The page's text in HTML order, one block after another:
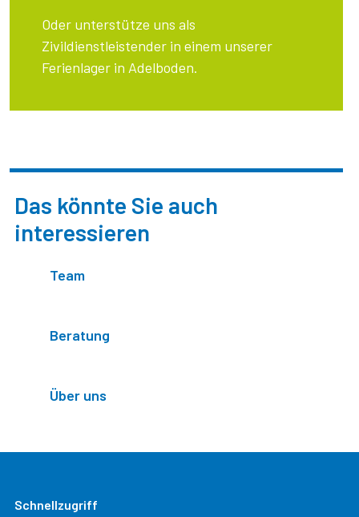
Oder unterstütze uns als
Zivildienstleistender in einem unserer
Ferienlager in Adelboden.
Das könnte Sie auch
interessieren
Team
Beratung
Über uns
Schnellzugriff